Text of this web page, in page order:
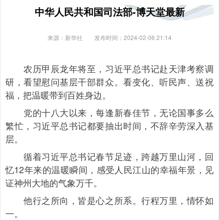
中华人民共和国司法部-博天堂最新
来源：新华社 发布时间：2024-02-06 21:14
农历甲辰龙年将至，习近平总书记赴天津考察调
研，看望慰问基层干部群众。看变化、听民声、送祝
福，把温暖带到百姓身边。
党的十八大以来，每逢新春佳节，无论国事多么
繁忙，习近平总书记都要抽出时间，不辞辛劳深入基
层。
循着习近平总书记春节足迹，跨越万里山河，回
忆12年来的温暖瞬间，感受人民江山的幸福年景，见
证神州大地的气象万千。
他行之所向，皆是心之所系。行程万里，情怀如
一。